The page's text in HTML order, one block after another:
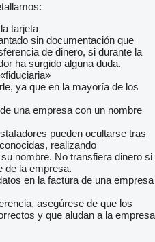
tarjeta
sin documentación que
de dinero, si durante la
ha surgido alguna duda.
ya que en la mayoría de los
una empresa con un nombre
pueden ocultarse tras
realizando
nombre. No transfiera dinero si
de la empresa.
en la factura de una empresa
asegúrese de que los
y que aludan a la empresa